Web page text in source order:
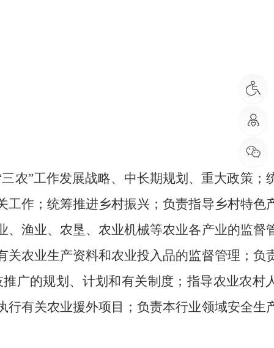
三农”⼯作发展战略、中长期规划、重大政策；
作；统筹推进乡村振兴；负责指导乡村特色
渔业、农垦、农业机械等农业各产业的监督
农业生产资料和农业投入品的监督管理；负
广的规划、计划和有关制度；指导农业农村
有关农业援外项目；负责本行业领域安全生